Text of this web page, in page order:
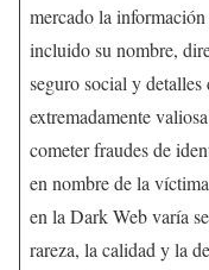
mercado la
incluido su nombre,
seguro social y
extremadamente
cometer fraudes de
en nombre de la
en la Dark Web varía
rareza, la calidad y la